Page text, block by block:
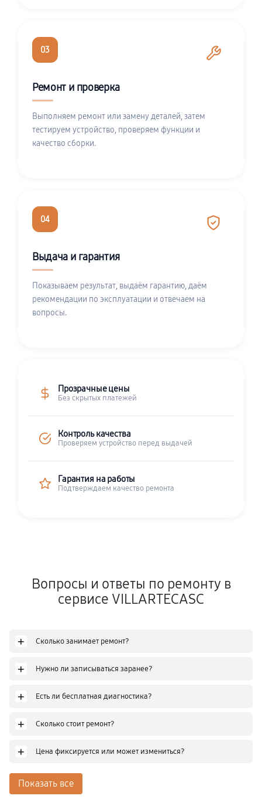
03
Ремонт и проверка
Выполняем ремонт или замену деталей, затем
тестируем устройство, проверяем функции и
качество сборки.
04
Выдача и гарантия
Показываем результат, выдаём гарантию, даём
рекомендации по эксплуатации и отвечаем на
вопросы.
Прозрачные цены
Без скрытых платежей
Контроль качества
Проверяем устройство перед выдачей
Гарантия на работы
Подтверждаем качество ремонта
Вопросы и ответы по ремонту в
сервисе VILLARTECASC
+ Сколько занимает ремонт?
+ Нужно ли записываться заранее?
+ Есть ли бесплатная диагностика?
+ Сколько стоит ремонт?
+ Цена фиксируется или может измениться?
Показать все